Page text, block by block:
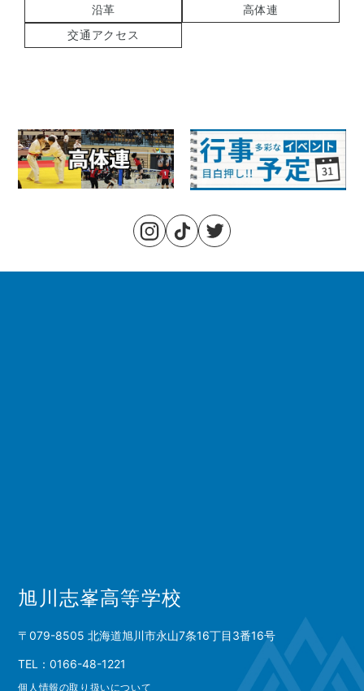
沿革
高体連
交通アクセス
旭川志峯高等学校
〒079-8505 北海道旭川市永山7条16丁目3番16号
TEL：0166-48-1221
個人情報の取り扱いについて